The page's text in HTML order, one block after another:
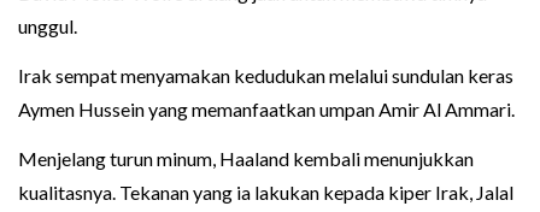
unggul.
Irak sempat menyamakan kedudukan melalui sundulan keras
Aymen Hussein yang memanfaatkan umpan Amir Al Ammari.
Menjelang turun minum, Haaland kembali menunjukkan
kualitasnya. Tekanan yang ia lakukan kepada kiper Irak, Jalal